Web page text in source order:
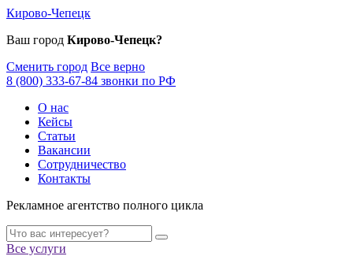
Кирово-Чепецк
Ваш город Кирово-Чепецк?
Сменить город Все верно
8 (800) 333-67-84 звонки по РФ
О нас
Кейсы
Статьи
Вакансии
Сотрудничество
Контакты
Рекламное агентство полного цикла
Все услуги